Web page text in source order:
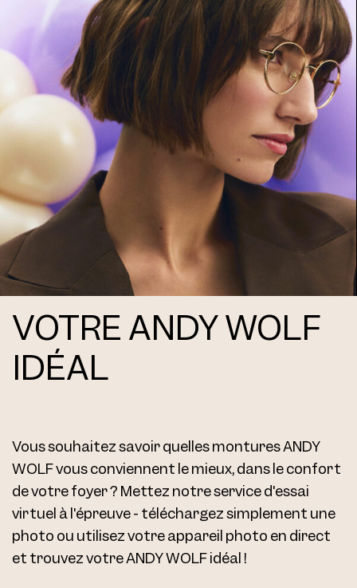
VOTRE ANDY WOLF
IDÉAL
Vous souhaitez savoir quelles montures ANDY
WOLF vous conviennent le mieux, dans le confort
de votre foyer ? Mettez notre service d'essai
virtuel à l'épreuve - téléchargez simplement une
photo ou utilisez votre appareil photo en direct
et trouvez votre ANDY WOLF idéal !
Frame 4746 Col. N 55/16
Frame 4746 Col. O 55/16